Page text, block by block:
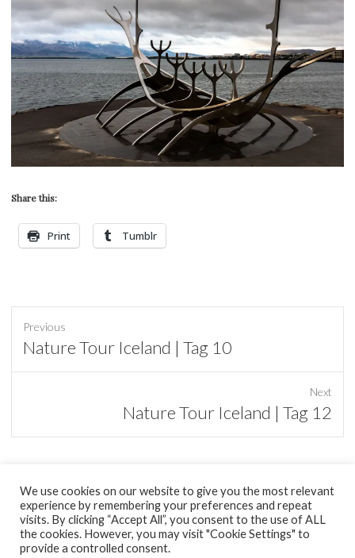
Share this:
Print Tumblr
Previous
Previous
post:
Nature Tour Iceland | Tag 10
Next
post:
Nature Tour Iceland | Tag 12
tumblr
Copyright © 2026minimal Pixel|
We use cookies on our website to give you the most relevant
experience by remembering your preferences and repeat
visits. By clicking “Accept All”, you consent to the use of ALL
the cookies. However, you may visit "Cookie Settings" to
provide a controlled consent.